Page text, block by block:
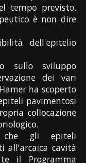
tempo previsto.
è non dire
dell'epitelio
sullo sviluppo
dei vari
ha scoperto
pavimentosi
collocazione
che gli epiteli
all'arcaica cavità
il Programma